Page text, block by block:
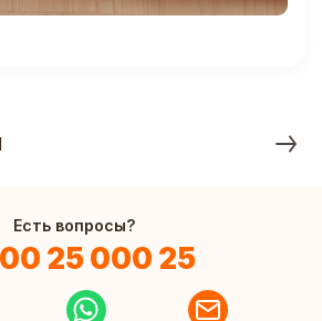
Есть вопросы?
25 000 25